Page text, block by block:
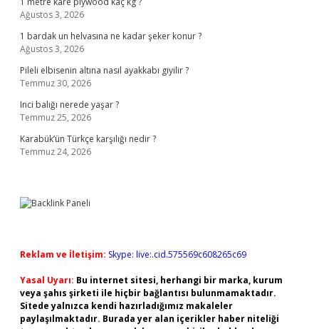
Ağustos 3, 2026
1 bardak un helvasına ne kadar şeker konur ?
Ağustos 3, 2026
Pileli elbisenin altına nasıl ayakkabı giyilir ?
Temmuz 30, 2026
Inci balığı nerede yaşar ?
Temmuz 25, 2026
Karabük’ün Türkçe karşılığı nedir ?
Temmuz 24, 2026
Reklam ve İletişim: Skype: live:.cid.575569c608265c69
Yasal Uyarı: Bu internet sitesi, herhangi bir marka, kurum
veya şahıs şirketi ile hiçbir bağlantısı bulunmamaktadır.
Sitede yalnızca kendi hazırladığımız makaleler
paylaşılmaktadır. Burada yer alan içerikler haber niteliği